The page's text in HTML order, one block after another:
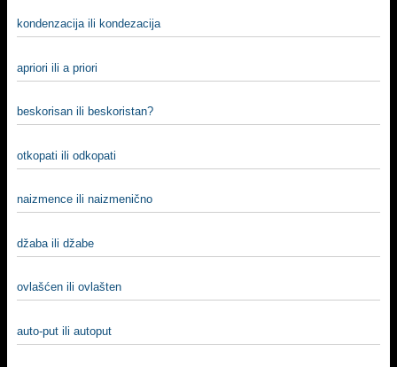
kondenzacija ili kondezacija
apriori ili a priori
beskorisan ili beskoristan?
otkopati ili odkopati
naizmence ili naizmenično
džaba ili džabe
ovlašćen ili ovlašten
auto-put ili autoput